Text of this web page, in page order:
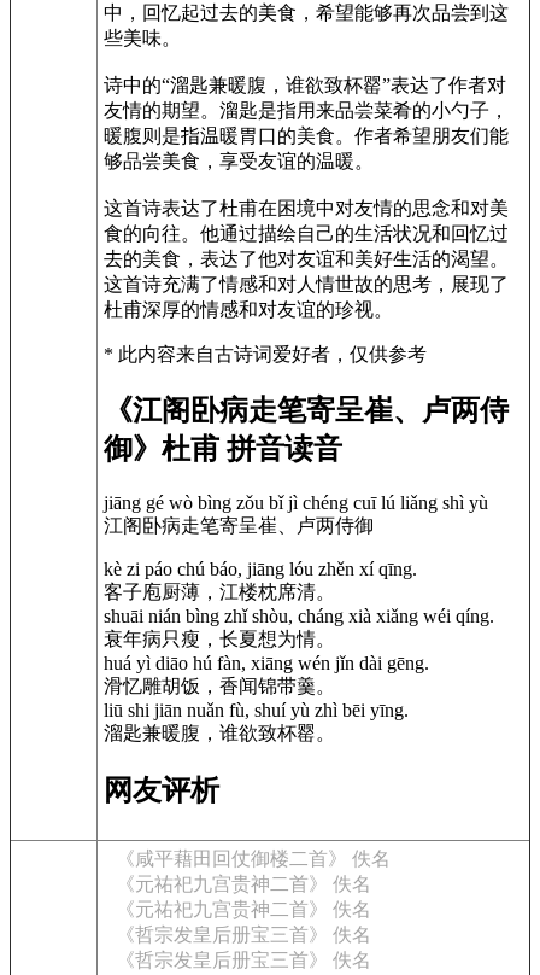
中，回忆起过去的美食，希望能够再次品尝到这
些美味。
诗中的“溜匙兼暖腹，谁欲致杯罂”表达了作者对
友情的期望。溜匙是指用来品尝菜肴的小勺子，
暖腹则是指温暖胃口的美食。作者希望朋友们能
够品尝美食，享受友谊的温暖。
这首诗表达了杜甫在困境中对友情的思念和对美
食的向往。他通过描绘自己的生活状况和回忆过
去的美食，表达了他对友谊和美好生活的渴望。
这首诗充满了情感和对人情世故的思考，展现了
杜甫深厚的情感和对友谊的珍视。
* 此内容来自古诗词爱好者，仅供参考
《江阁卧病走笔寄呈崔、卢两侍
御》杜甫 拼音读音
jiāng gé wò bìng zǒu bǐ jì chéng cuī lú liǎng shì yù
江阁卧病走笔寄呈崔、卢两侍御
kè zi páo chú báo, jiāng lóu zhěn xí qīng.
客子庖厨薄，江楼枕席清。
shuāi nián bìng zhǐ shòu, cháng xià xiǎng wéi qíng.
衰年病只瘦，长夏想为情。
huá yì diāo hú fàn, xiāng wén jǐn dài gēng.
滑忆雕胡饭，香闻锦带羹。
liū shi jiān nuǎn fù, shuí yù zhì bēi yīng.
溜匙兼暖腹，谁欲致杯罂。
网友评析
《咸平藉田回仗御楼二首》 佚名
《元祐祀九宫贵神二首》 佚名
《元祐祀九宫贵神二首》 佚名
《哲宗发皇后册宝三首》 佚名
《哲宗发皇后册宝三首》 佚名